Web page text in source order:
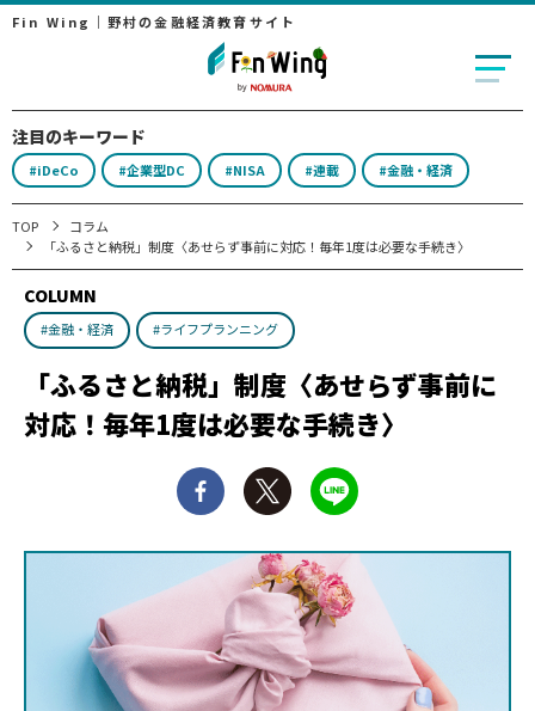
Fin Wing｜野村の金融経済教育サイト
注目のキーワード
#iDeCo #企業型DC #NISA #連載 #金融・経済
TOP
コラム
「ふるさと納税」制度〈あせらず事前に対応！毎年1度は必要な手続き〉
COLUMN
#金融・経済 #ライフプランニング
「ふるさと納税」制度〈あせらず事前に
対応！毎年1度は必要な手続き〉